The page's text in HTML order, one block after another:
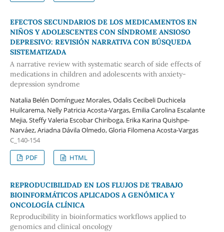
EFECTOS SECUNDARIOS DE LOS MEDICAMENTOS EN
NIÑOS Y ADOLESCENTES CON SÍNDROME ANSIOSO
DEPRESIVO: REVISIÓN NARRATIVA CON BÚSQUEDA
SISTEMATIZADA
A narrative review with systematic search of side effects of
medications in children and adolescents with anxiety-
depression syndrome
Natalia Belén Domínguez Morales, Odalis Cecibeli Duchicela
Huilcarema, Nelly Patricia Acosta-Vargas, Emilia Carolina Escalante
Mejia, Steffy Valeria Escobar Chiriboga, Erika Karina Quishpe-
Narváez, Ariadna Dávila Olmedo, Gloria Filomena Acosta-Vargas
C_140-154
PDF
HTML
REPRODUCIBILIDAD EN LOS FLUJOS DE TRABAJO
BIOINFORMÁTICOS APLICADOS A GENÓMICA Y
ONCOLOGÍA CLÍNICA
Reproducibility in bioinformatics workflows applied to
genomics and clinical oncology